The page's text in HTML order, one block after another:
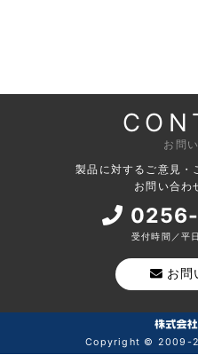
お問
製品に対するご意見・
お問い合わ
受付時間／平
お問
Copyright © 2009-